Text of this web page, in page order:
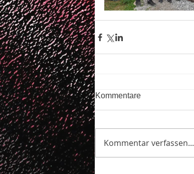
Kommentare
Kommentar verfassen...